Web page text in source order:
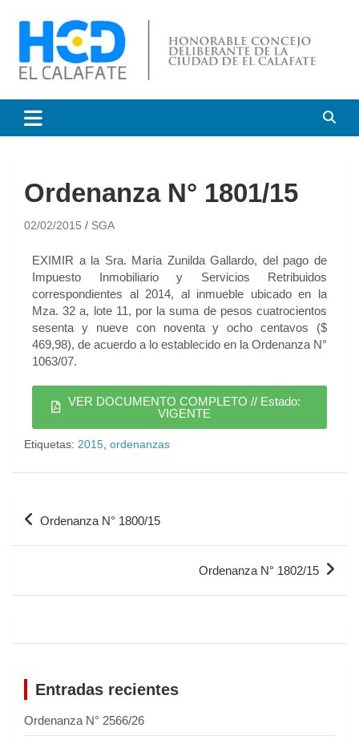
Honorable Concejo
Deliberante de El Calafate
Ordenanza N° 1801/15
02/02/2015 SGA
EXIMIR a la Sra. María Zunilda Gallardo, del pago de
Impuesto Inmobiliario y Servicios Retribuidos
correspondientes al 2014, al inmueble ubicado en la
Mza. 32 a, lote 11, por la suma de pesos cuatrocientos
sesenta y nueve con noventa y ocho centavos ($
469,98), de acuerdo a lo establecido en la Ordenanza N°
1063/07.
VER DOCUMENTO COMPLETO // Estado:
VIGENTE
Etiquetas: 2015 ordenanzas
Ordenanza N° 1800/15
Ordenanza N° 1802/15
Entradas recientes
Ordenanza N° 2566/26